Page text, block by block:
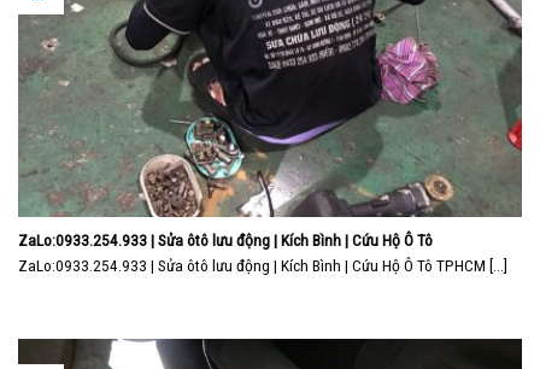
ZaLo:0933.254.933 | Sửa ôtô lưu động | Kích Bình | Cứu Hộ Ô Tô
ZaLo:0933.254.933 | Sửa ôtô lưu động | Kích Bình | Cứu Hộ Ô Tô TPHCM [...]